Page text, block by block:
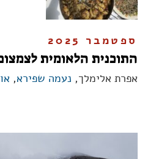
ספטמבר 2025
התוכנית הלאומית
אפרת אלימלך, נעמה שפירא,